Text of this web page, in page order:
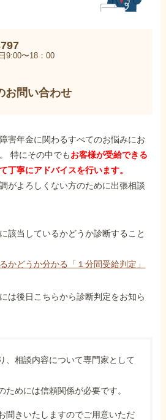
9:00〜18：00
お問い合わせ
害年金に関わるすべてのお悩みにお
特にその中でもお客様が受給できる
丁寧にアドバイスを行います。
がよろしくない方のために出張相談
該当しているかどうか診断すること
かどうか分かる「１分間受給判定」
は後日こちらから診断判定をお知ら
、相談内容について専門家として
ためには信頼関係が必要です。
聞きいたしますのでご用意いただ